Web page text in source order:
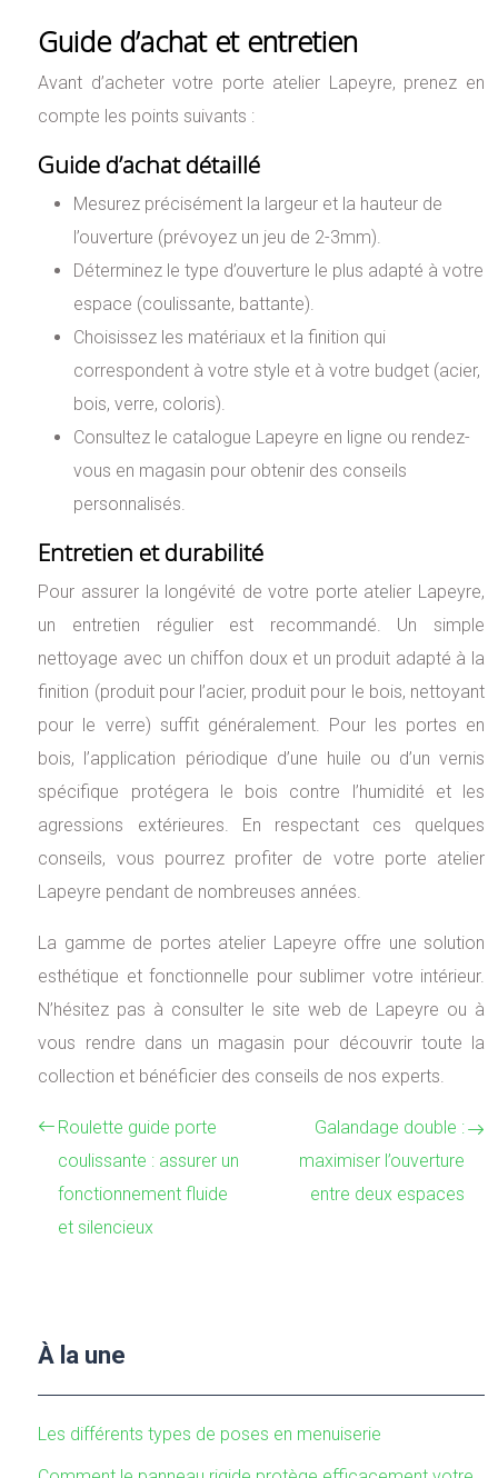
Guide d’achat et entretien
Avant d’acheter votre porte atelier Lapeyre, prenez en
compte les points suivants :
Guide d’achat détaillé
Mesurez précisément la largeur et la hauteur de
l’ouverture (prévoyez un jeu de 2-3mm).
Déterminez le type d’ouverture le plus adapté à votre
espace (coulissante, battante).
Choisissez les matériaux et la finition qui
correspondent à votre style et à votre budget (acier,
bois, verre, coloris).
Consultez le catalogue Lapeyre en ligne ou rendez-
vous en magasin pour obtenir des conseils
personnalisés.
Entretien et durabilité
Pour assurer la longévité de votre porte atelier Lapeyre,
un entretien régulier est recommandé. Un simple
nettoyage avec un chiffon doux et un produit adapté à la
finition (produit pour l’acier, produit pour le bois, nettoyant
pour le verre) suffit généralement. Pour les portes en
bois, l’application périodique d’une huile ou d’un vernis
spécifique protégera le bois contre l’humidité et les
agressions extérieures. En respectant ces quelques
conseils, vous pourrez profiter de votre porte atelier
Lapeyre pendant de nombreuses années.
La gamme de portes atelier Lapeyre offre une solution
esthétique et fonctionnelle pour sublimer votre intérieur.
N’hésitez pas à consulter le site web de Lapeyre ou à
vous rendre dans un magasin pour découvrir toute la
collection et bénéficier des conseils de nos experts.
Roulette guide porte
coulissante : assurer un
fonctionnement fluide
et silencieux
Galandage double :
maximiser l’ouverture
entre deux espaces
À la une
Les différents types de poses en menuiserie